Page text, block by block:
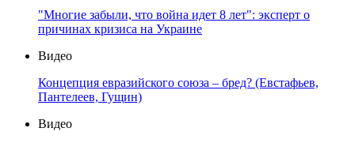
"Многие забыли, что война идет 8 лет": эксперт о
причинах кризиса на Украине
Видео
Концепция евразийского союза – бред? (Евстафьев,
Пантелеев, Гущин)
Видео